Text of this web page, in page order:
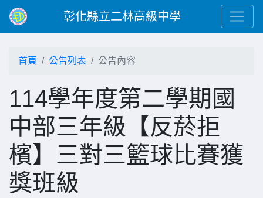
彰化縣立二林高級中學
首頁 公告列表 公告內容
114學年度第二學期國
中部三年級【反菸拒
檳】三對三籃球比賽獲
獎班級